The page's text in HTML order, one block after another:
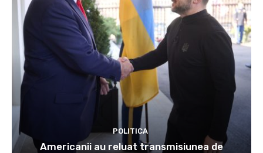
POLITICA
Americanii au reluat transmisiunea de